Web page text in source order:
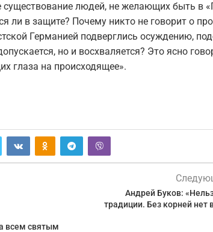
существование людей, не желающих быть в
ли в защите? Почему никто не говорит о
Германией подверглись осуждению,
но и восхваляется? Это ясно
глаза на происходящее».
всем святым
Андрей Буков:
традиции. Без корней нет